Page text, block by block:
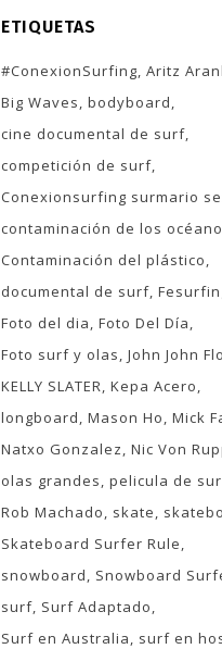
ETIQUETAS
#ConexionSurfing Aritz
Big Waves bodyboard
cine documental de surf
competición de surf
Conexionsurfing surmario
contaminación de los
Contaminación del plástico
documental de surf
Foto del dia Foto Del Día
Foto surf y olas John John
KELLY SLATER Kepa Acero
longboard Mason Ho Mick
Natxo Gonzalez Nic Von
olas grandes pelicula de
Rob Machado
skate
Skateboard Surfer Rule
snowboard
Snowboard
surf Surf Adaptado
Surf en Australia
surf en